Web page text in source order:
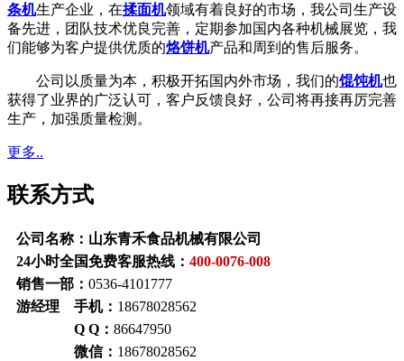
条机生产企业，在揉面机领域有着良好的市场，我公司生产设
备先进，团队技术优良完善，定期参加国内各种机械展览，我
们能够为客户提供优质的烙饼机产品和周到的售后服务。
公司以质量为本，积极开拓国内外市场，我们的馄饨机也
获得了业界的广泛认可，客户反馈良好，公司将再接再厉完善
生产，加强质量检测。
更多..
联系方式
公司名称：山东青禾食品机械有限公司
24小时全国免费客服热线： 400-0076-008
销售一部： 0536-4101777
游经理 手机： 18678028562
Q Q： 86647950
微信： 18678028562